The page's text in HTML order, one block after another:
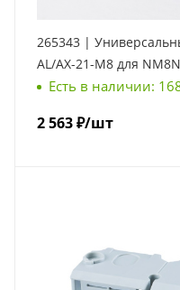
265343 | Универсальный
AL/AX-21-M8 для
Есть в наличии:
2 563₽/шт